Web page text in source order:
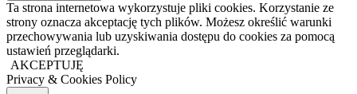
Ta strona internetowa wykorzystuje pliki cookies. Korzystanie ze
strony oznacza akceptację tych plików. Możesz określić warunki
przechowywania lub uzyskiwania dostępu do cookies za pomocą
ustawień przeglądarki.
AKCEPTUJĘ
Privacy & Cookies Policy